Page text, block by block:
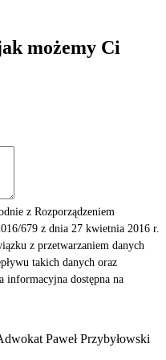
możemy Ci
z Rozporządzeniem
679 z dnia 27 kwietnia 2016 r.
z przetwarzaniem danych
takich danych oraz
dostępna na
Paweł Przybyłowski